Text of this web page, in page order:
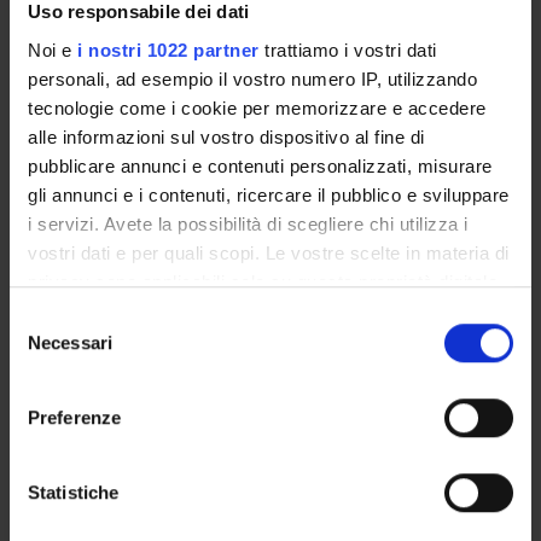
Uso responsabile dei dati
Noi e i nostri 1022 partner trattiamo i vostri dati
personali, ad esempio il vostro numero IP, utilizzando
tecnologie come i cookie per memorizzare e accedere
alle informazioni sul vostro dispositivo al fine di
pubblicare annunci e contenuti personalizzati, misurare
gli annunci e i contenuti, ricercare il pubblico e sviluppare
i servizi. Avete la possibilità di scegliere chi utilizza i
vostri dati e per quali scopi. Le vostre scelte in materia di
privacy sono applicabili solo su questa proprietà digitale
modificare o revocare il proprio consenso in qualsiasi
momento dalla Dichiarazione sui cookie o facendo clic
raccogliere informazioni sulla tua posizione
geografica, con un'approssimazione di qualche
delNecessari
Preferenze
Statistiche
SECTIONS
Arti e Geografie
Attachments
Attachments